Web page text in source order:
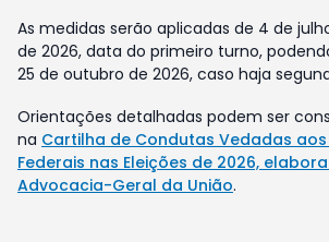
As medidas serão aplicadas de 4 de
de 2026, data do primeiro turno,
25 de outubro de 2026, caso haja
Orientações detalhadas podem ser
na Cartilha de Condutas Vedadas
Federais nas Eleições de 2026,
Advocacia-Geral da União.